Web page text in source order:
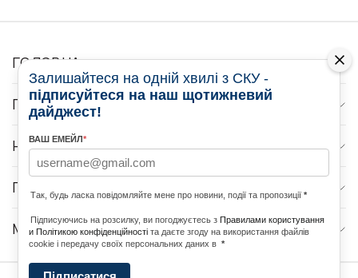
ГОЛОВНА
ПРО НАС
НОВИНИ
ПРОГРАМИ
МЕДІА КОНТАКТИ
Залишайтеся на одній хвилі з СКУ -
підписуйтеся на наш щотижневий
дайджест!
ВАШ ЕМЕЙЛ*
Так, будь ласка повідомляйте мене про новини, події та пропозиції *
Підписуючись на розсилку, ви погоджуєтесь з Правилами користування
и Політикою конфіденційності та даєте згоду на використання файлів
cookie і передачу своїх персональних даних в *